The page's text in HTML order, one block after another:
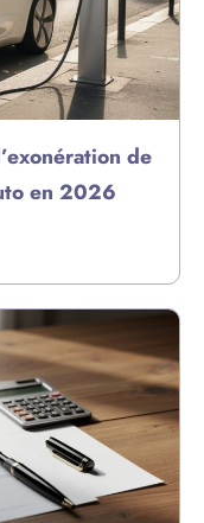
de
en 2026